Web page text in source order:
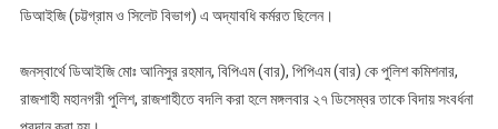
ডিআইজি (চট্টগ্রাম ও সিলেট বিভাগ) এ অদ্যাবধি কর্মরত ছিলেন।
জনস্বার্থে ডিআইজি মোঃ আনিসুর রহমান, বিপিএম (বার), পিপিএম (বার) কে পুলিশ কমিশনার,
রাজশাহী মহানগরী পুলিশ, রাজশাহীতে বদলি করা হলে মঙ্গলবার ২৭ ডিসেম্বর তাকে বিদায় সংবর্ধনা